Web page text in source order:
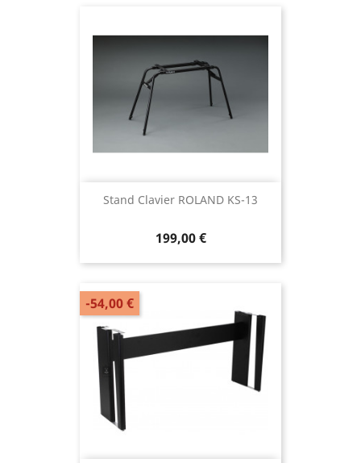
Stand Clavier ROLAND KS-13
199,00 €
-54,00 €